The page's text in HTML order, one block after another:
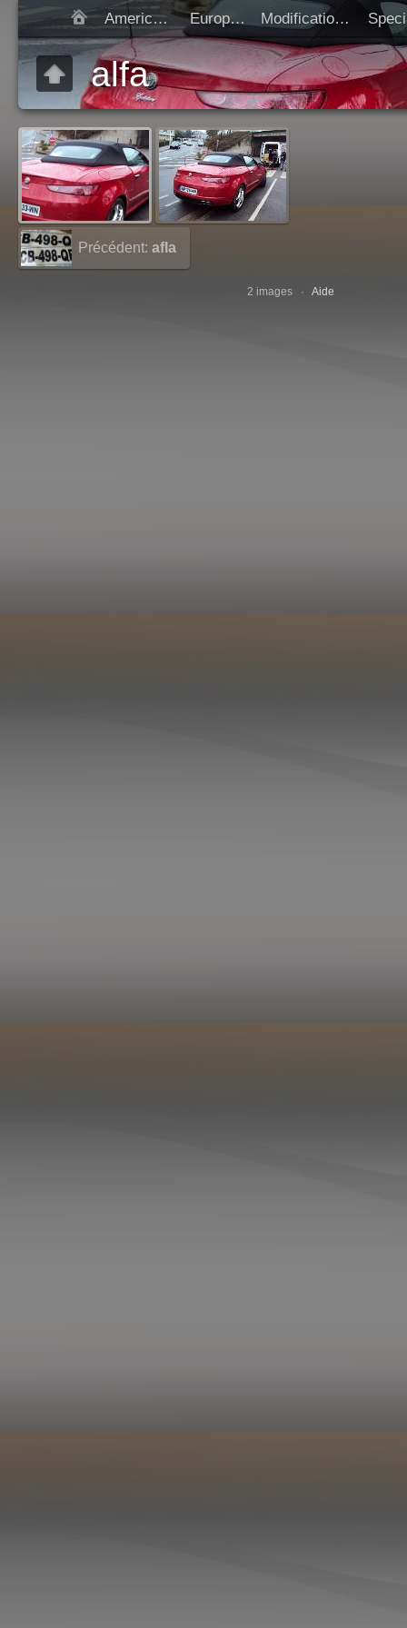
Americaines Europeen Modification SIV
alfa
Démarrer
Précédent: afla
2 images · Aide